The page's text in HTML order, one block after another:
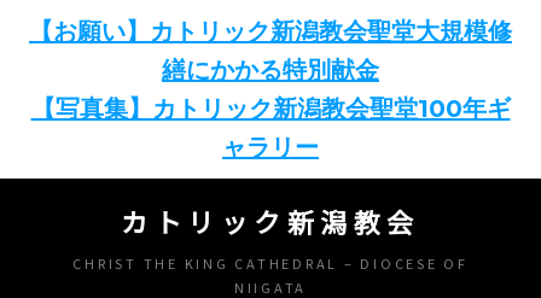
【お願い】カトリック新潟教会聖堂大規模修
繕にかかる特別献金
【写真集】カトリック新潟教会聖堂100年ギ
ャラリー
content
カトリック新潟教会
CHRIST THE KING CATHEDRAL – DIOCESE OF
NIIGATA